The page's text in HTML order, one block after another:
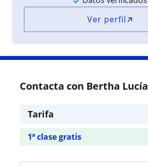
Ver perfil
Contacta con Bertha Lucía
Tarifa
1ª clase gratis